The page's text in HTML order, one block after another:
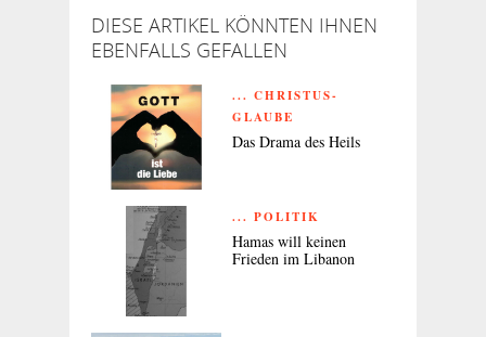
DIESE ARTIKEL KÖNNTEN IHNEN
EBENFALLS GEFALLEN
... CHRISTUS-
GLAUBE
Das Drama des Heils
... POLITIK
Hamas will keinen
Frieden im Libanon